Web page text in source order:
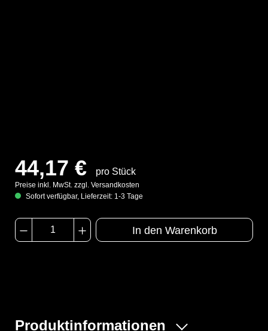
44,17 € pro Stück
Preise inkl. MwSt. zzgl. Versandkosten
Sofort verfügbar, Lieferzeit: 1-3 Tage
In den Warenkorb
Produktinformationen